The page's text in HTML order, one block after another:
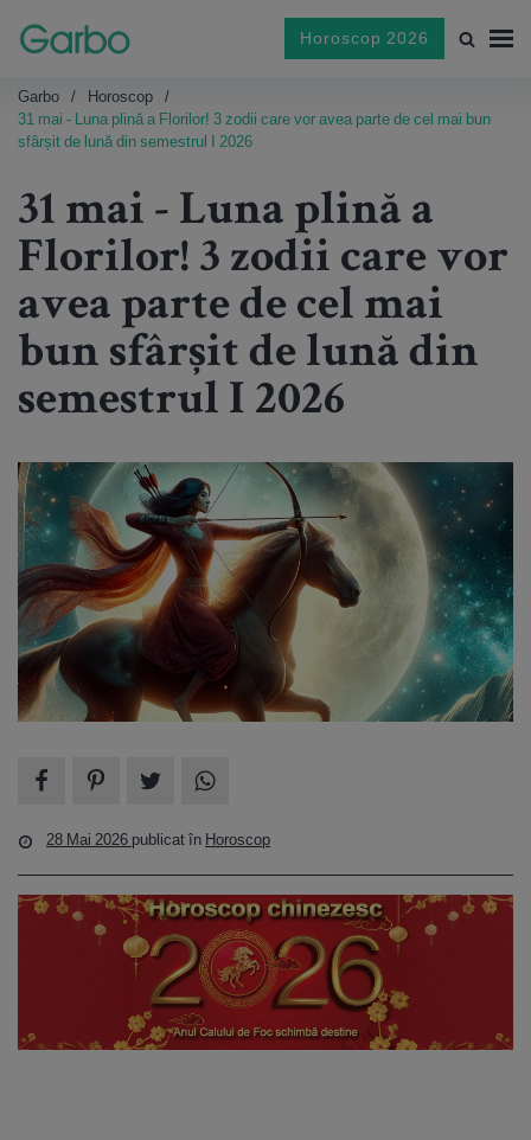
Horoscop 2026
Garbo
Horoscop
31 mai - Luna plină a Florilor! 3 zodii care vor avea parte de cel mai bun
sfârșit de lună din semestrul I 2026
31 mai - Luna plină a
Florilor! 3 zodii care vor
avea parte de cel mai
bun sfârșit de lună din
semestrul I 2026
28 Mai 2026 publicat în Horoscop